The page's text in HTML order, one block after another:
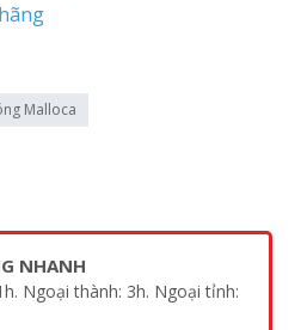
Malloca
NHANH
Ngoại thành: 3h. Ngoại tỉnh: